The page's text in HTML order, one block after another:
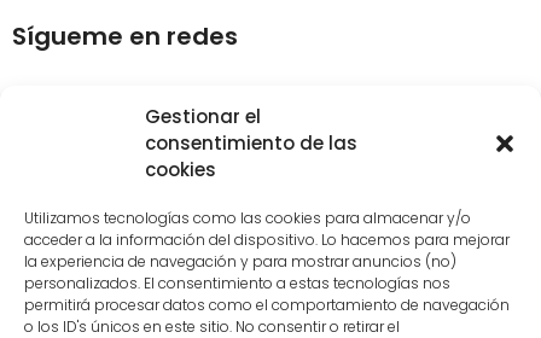
Gestionar el
consentimiento de las
cookies
Utilizamos tecnologías como las cookies para almacenar y/o
acceder a la información del dispositivo. Lo hacemos para mejorar
la experiencia de navegación y para mostrar anuncios (no)
personalizados. El consentimiento a estas tecnologías nos
permitirá procesar datos como el comportamiento de navegación
o los ID's únicos en este sitio. No consentir o retirar el
Sígueme en redes
Desarrollado porLoDigitalizo
Diseño de interiores en Vitoria
Decoración de interiores Vitoria